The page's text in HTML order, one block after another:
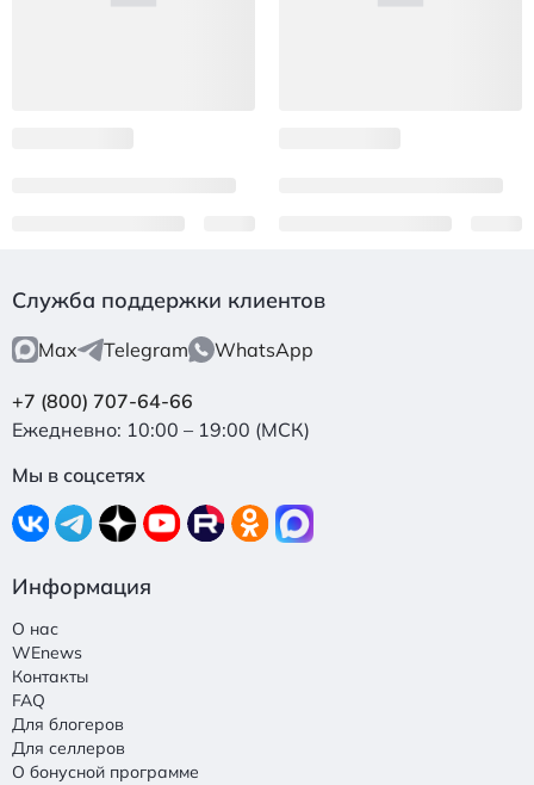
Служба поддержки клиентов
Max Telegram WhatsApp
+7 (800) 707-64-66
Ежедневно: 10:00 – 19:00 (МСК)
Мы в соцсетях
Информация
О нас
WEnews
Контакты
FAQ
Для блогеров
Для селлеров
О бонусной программе